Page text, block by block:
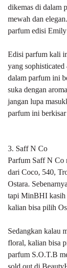
dikemas di dalam
mewah dan
parfum edisi
Edisi parfum kali
yang
dalam parfum ini
suka dengan
jangan lupa
parfum ini
3. Saff N Co
Parfum Saff N Co
dari Coco, 540,
Ostara.
tapi MinBHI kasih
kalian bisa pilih
Sedangkan kalau
floral, kalian bisa
parfum S.O.T.B
sold out di